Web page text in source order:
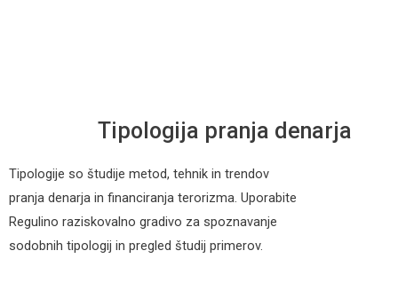
Tipologija pranja denarja
Tipologije so študije metod, tehnik in trendov
pranja denarja in financiranja terorizma. Uporabite
Regulino raziskovalno gradivo za spoznavanje
sodobnih tipologij in pregled študij primerov.